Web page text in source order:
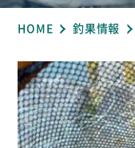
HOME 釣果情報